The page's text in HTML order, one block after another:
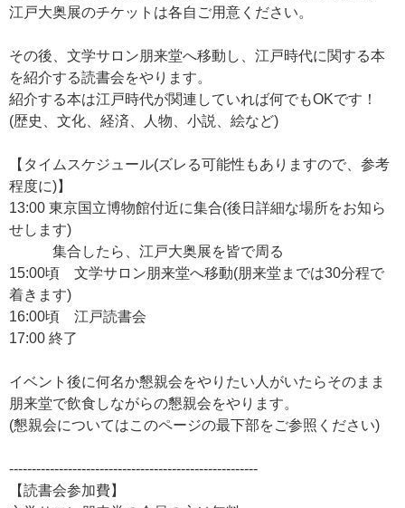
江戸大奥展のチケットは各自ご用意ください。
その後、文学サロン朋来堂へ移動し、江戸時代に関する本
を紹介する読書会をやります。
紹介する本は江戸時代が関連していれば何でもOKです！
(歴史、文化、経済、人物、小説、絵など)
【タイムスケジュール(ズレる可能性もありますので、参考
程度に)】
13:00 東京国立博物館付近に集合(後日詳細な場所をお知ら
せします)
集合したら、江戸大奥展を皆で周る
15:00頃 文学サロン朋来堂へ移動(朋来堂までは30分程で
着きます)
16:00頃 江戸読書会
17:00 終了
イベント後に何名か懇親会をやりたい人がいたらそのまま
朋来堂で飲食しながらの懇親会をやります。
(懇親会についてはこのページの最下部をご参照ください)
-------------------------------------------------------
【読書会参加費】